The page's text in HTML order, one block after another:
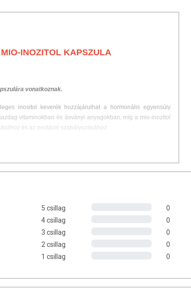
INOZITOL KAPSZULA
vonatkoznak.
inositol keverék hozzájárulhat a hormonális egyensúly
vitaminokban és ásványi anyagokban, míg a mio-inozitol
és az ovuláció szabályozásához.
előtt kérje ki szakorvosa véleményét!
10-hidroxi-dekánsav), mio-inozitol, tömegnövelő szer
(mikrokristályos cellulóz), kapszulahéj (hidroxipropil-
5 csillag
0
4 csillag
0
3 csillag
0
2 csillag
0
1 csillag
0